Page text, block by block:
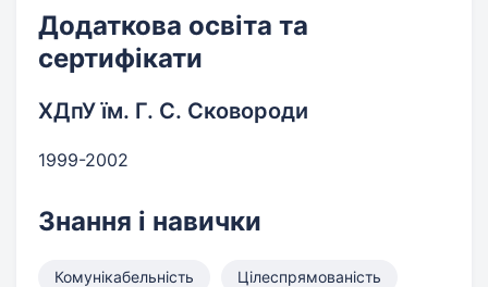
Додаткова освіта та
сертифікати
ХДпУ їм. Г. С. Сковороди
1999-2002
Знання і навички
Комунікабельність Цілеспрямованість